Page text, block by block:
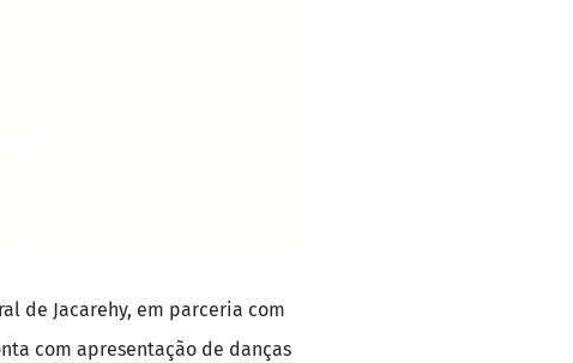
de Jacarehy, em parceria com
com apresentação de danças